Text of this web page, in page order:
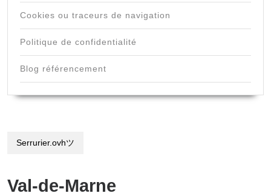
Cookies ou traceurs de navigation
Politique de confidentialité
Blog référencement
Serrurier.ovhツ
Val-de-Marne